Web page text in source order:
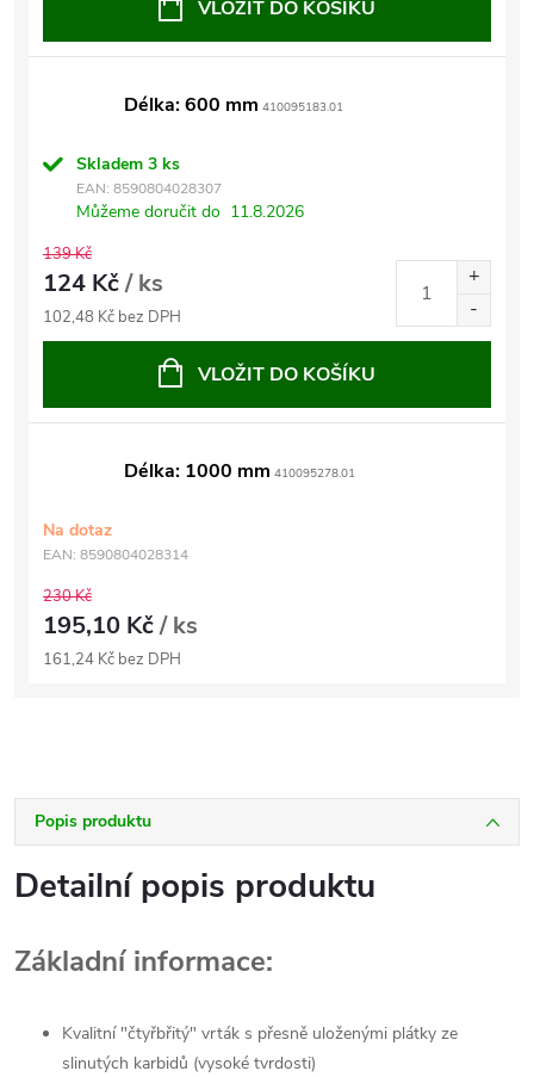
VLOŽIT DO KOŠÍKU
Délka: 600 mm 410095183.01
Skladem 3 ks
EAN: 8590804028307
Můžeme doručit do 11.8.2026
139 Kč
124 Kč/ ks
102,48 Kč bez DPH
VLOŽIT DO KOŠÍKU
Délka: 1000 mm 410095278.01
Na dotaz
EAN: 8590804028314
230 Kč
195,10 Kč/ ks
161,24 Kč bez DPH
Popis produktu
Detailní popis produktu
Základní informace:
Kvalitní "čtyřbřitý" vrták s přesně uloženými plátky ze
slinutých karbidů (vysoké tvrdosti)